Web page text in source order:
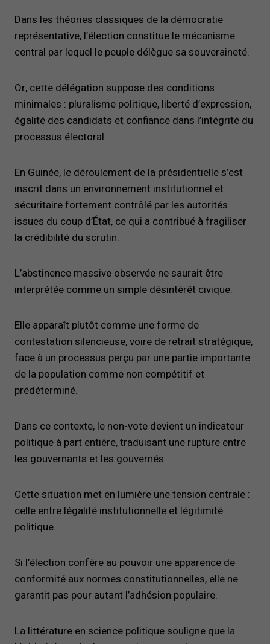
Dans les théories classiques de la démocratie
représentative, l’élection constitue le mécanisme
central par lequel le peuple délègue sa souveraineté.
Or, cette délégation suppose des conditions
minimales : pluralisme politique, liberté d’expression,
égalité des candidats et confiance dans l’intégrité du
processus électoral.
En Guinée, le déroulement de la présidentielle s’est
inscrit dans un environnement institutionnel et
sécuritaire fortement contrôlé par les autorités
issues du coup d’État, ce qui a contribué à fragiliser
la crédibilité du scrutin.
L’abstinence massive observée ne saurait être
interprétée comme un simple désintérêt civique.
Elle apparaît plutôt comme une forme de
contestation silencieuse, voire de retrait stratégique,
face à un processus perçu par une partie importante
de la population comme non compétitif et
prédéterminé.
Dans ce contexte, le non-vote devient un indicateur
politique à part entière, traduisant une rupture entre
les gouvernants et les gouvernés.
Cette situation met en lumière une tension centrale :
celle entre légalité institutionnelle et légitimité
politique.
Si l’élection confère au pouvoir une apparence de
conformité aux normes constitutionnelles, elle ne
garantit pas pour autant l’adhésion populaire.
La littérature en science politique souligne que la